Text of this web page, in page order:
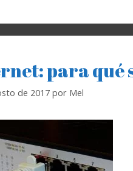
para qué
de 2017 por Mel